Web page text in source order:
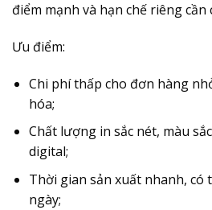
điểm mạnh và hạn chế riêng cần
Ưu điểm:
Chi phí thấp cho đơn hàng
hóa;
Chất lượng in sắc nét, màu
digital;
Thời gian sản xuất nhanh,
ngày;